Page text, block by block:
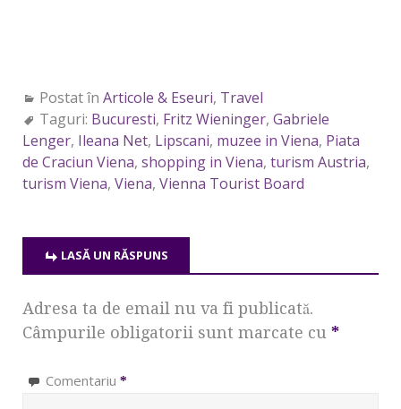
Postat în Articole & Eseuri, Travel
Taguri: Bucuresti, Fritz Wieninger, Gabriele
Lenger, Ileana Net, Lipscani, muzee in Viena, Piata
de Craciun Viena, shopping in Viena, turism Austria,
turism Viena, Viena, Vienna Tourist Board
LASĂ UN RĂSPUNS
Adresa ta de email nu va fi publicată.
Câmpurile obligatorii sunt marcate cu *
Comentariu *